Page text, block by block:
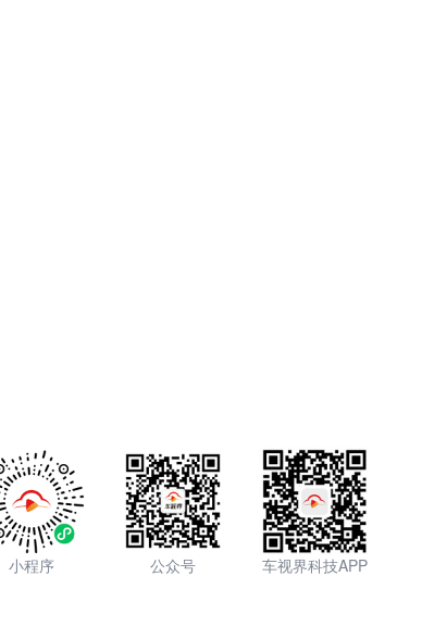
小程序 公众号 车视界科技APP